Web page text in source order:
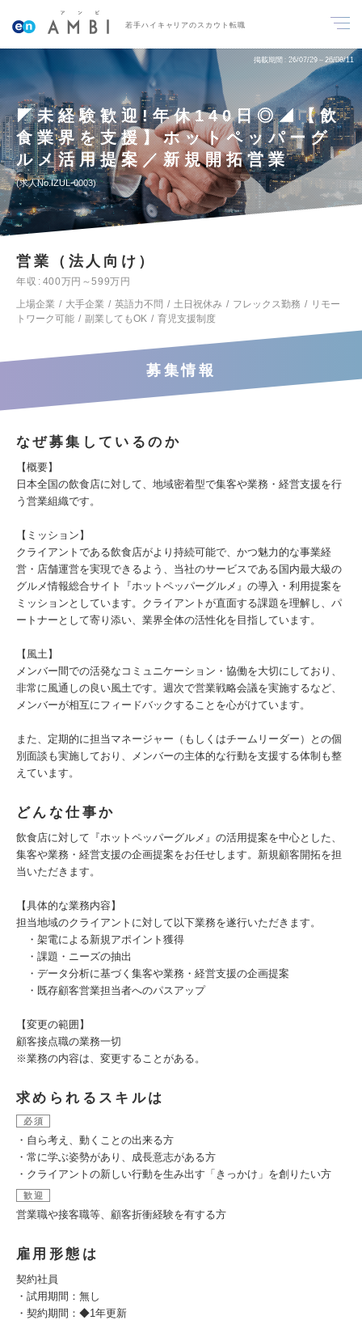
若手ハイキャリアのスカウト転職
掲載期間 26/07/29～26/08/11
◤未経験歓迎!年休140日◎◢【飲
食業界を支援】ホットペッパーグ
ルメ活用提案／新規開拓営業
求人No.IZUL-0003
営業（法人向け）
年収
400万円～599万円
上場企業
大手企業 英語力不問 土日祝休み フレックス勤務
リモー
トワーク可能
副業してもOK 育児支援制度
募集情報
なぜ募集しているのか
【概要】
日本全国の飲食店に対して、地域密着型で集客や業務・経営支援を行
う営業組織です。
【ミッション】
クライアントである飲食店がより持続可能で、かつ魅力的な事業経
営・店舗運営を実現できるよう、当社のサービスである国内最大級の
グルメ情報総合サイト『ホットペッパーグルメ』の導入・利用提案を
ミッションとしています。クライアントが直面する課題を理解し、パ
ートナーとして寄り添い、業界全体の活性化を目指しています。
【風土】
メンバー間での活発なコミュニケーション・協働を大切にしており、
非常に風通しの良い風土です。週次で営業戦略会議を実施するなど、
メンバーが相互にフィードバックすることを心がけています。
また、定期的に担当マネージャー（もしくはチームリーダー）との個
別面談も実施しており、メンバーの主体的な行動を支援する体制も整
えています。
どんな仕事か
飲食店に対して『ホットペッパーグルメ』の活用提案を中心とした、
集客や業務・経営支援の企画提案をお任せします。新規顧客開拓を担
当いただきます。
【具体的な業務内容】
担当地域のクライアントに対して以下業務を遂行いただきます。
・架電による新規アポイント獲得
・課題・ニーズの抽出
・データ分析に基づく集客や業務・経営支援の企画提案
・既存顧客営業担当者へのパスアップ
【変更の範囲】
顧客接点職の業務一切
※業務の内容は、変更することがある。
求められるスキルは
必須
・自ら考え、動くことの出来る方
・常に学ぶ姿勢があり、成長意志がある方
・クライアントの新しい行動を生み出す「きっかけ」を創りたい方
歓迎
営業職や接客職等、顧客折衝経験を有する方
雇用形態は
契約社員
・試用期間：無し
・契約期間：◆1年更新